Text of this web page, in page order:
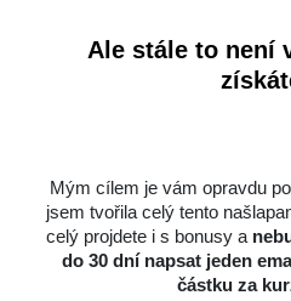
Ale stále to není
Mým cílem je vám opravdu
jsem tvořila celý tento
celý projdete i s bonusy a
do 30 dní napsat jeden
částku za